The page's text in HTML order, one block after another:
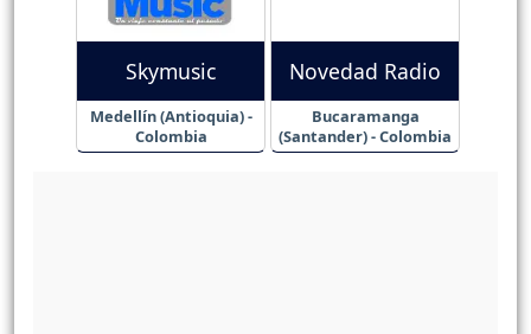
Skymusic
Medellín (Antioquia) -
Colombia
Novedad Radio
Bucaramanga
(Santander) - Colombia